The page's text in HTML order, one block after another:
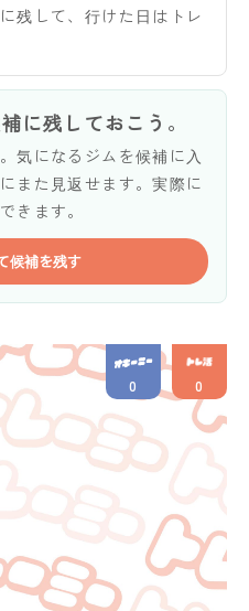
残して、行けた日はトレ
に残しておこう。
気になるジムを候補に入
また見返せます。実際に
きます。
候補を残す
0 0